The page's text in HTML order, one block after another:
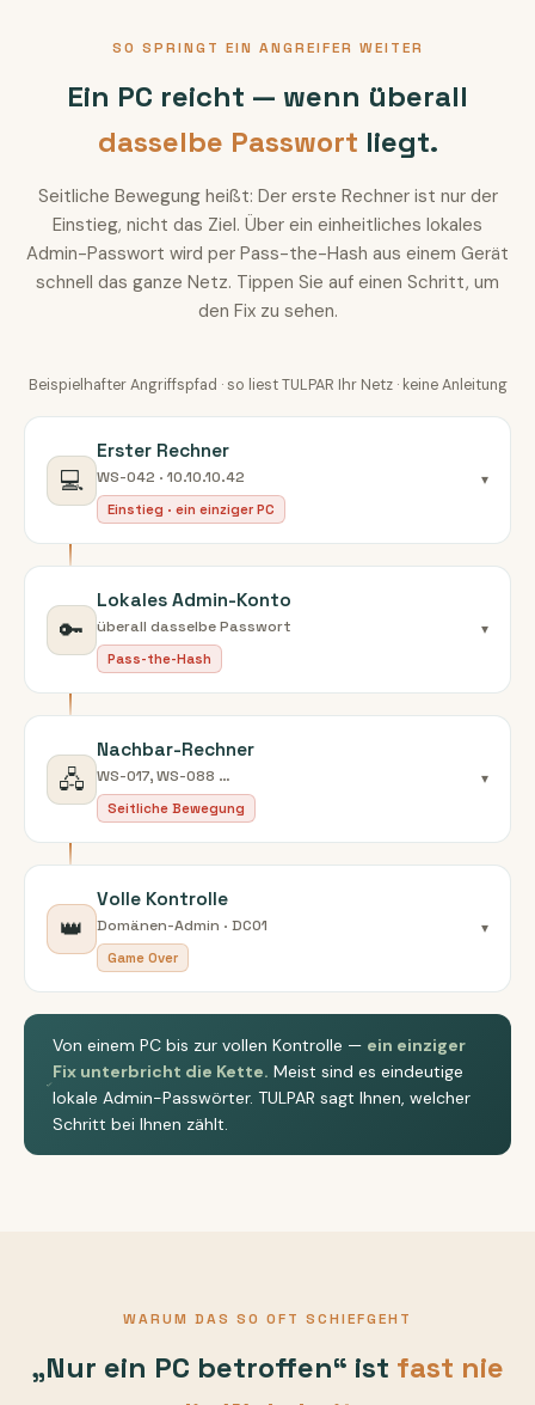
SO SPRINGT EIN ANGREIFER WEITER
Ein PC reicht — wenn überall
dasselbe Passwort liegt.
Seitliche Bewegung heißt: Der erste Rechner ist nur der
Einstieg, nicht das Ziel. Über ein einheitliches lokales
Admin-Passwort wird per Pass-the-Hash aus einem Gerät
schnell das ganze Netz. Tippen Sie auf einen Schritt, um
den Fix zu sehen.
Beispielhafter Angriffspfad · so liest TULPAR Ihr Netz · keine Anleitung
💻
Erster Rechner
WS-042 · 10.10.10.42
Einstieg · ein einziger PC
▾
🔑
Lokales Admin-Konto
überall dasselbe Passwort
Pass-the-Hash
▾
🖧
Nachbar-Rechner
WS-017, WS-088 …
Seitliche Bewegung
▾
👑
Volle Kontrolle
Domänen-Admin · DC01
Game Over
▾
Von einem PC bis zur vollen Kontrolle — ein einziger
Fix unterbricht die Kette. Meist sind es eindeutige
lokale Admin-Passwörter. TULPAR sagt Ihnen, welcher
Schritt bei Ihnen zählt.
WARUM DAS SO OFT SCHIEFGEHT
„Nur ein PC betroffen“ ist fast nie